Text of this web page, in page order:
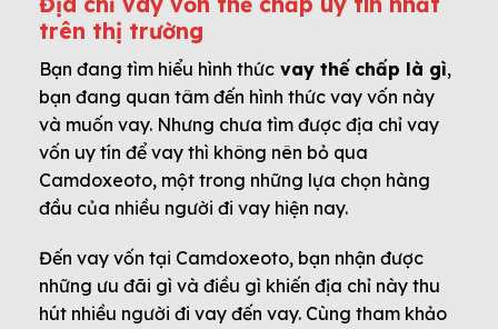
trên thị trường
Bạn đang tìm hiểu hình thức vay thế chấp là gì,
bạn đang quan tâm đến hình thức vay vốn này
và muốn vay. Nhưng chưa tìm được địa chỉ vay
vốn uy tín để vay thì không nên bỏ qua
Camdoxeoto, một trong những lựa chọn hàng
đầu của nhiều người đi vay hiện nay.
Đến vay vốn tại Camdoxeoto, bạn nhận được
những ưu đãi gì và điều gì khiến địa chỉ này thu
hút nhiều người đi vay đến vay. Cùng tham khảo